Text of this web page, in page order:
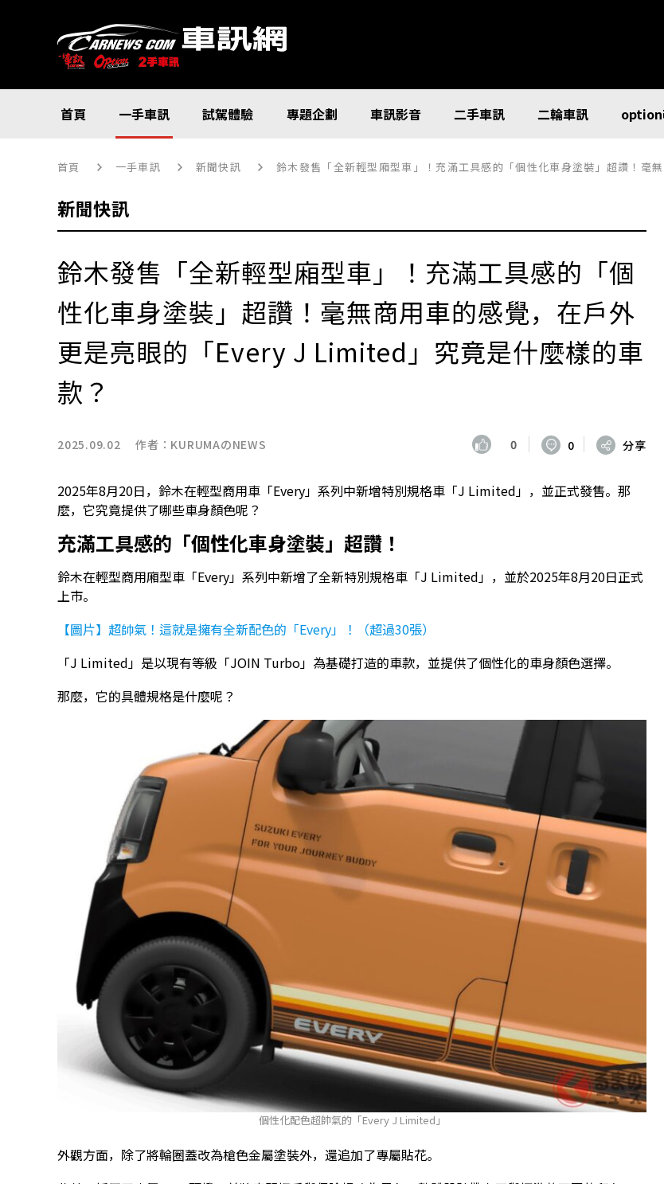
首頁 一手車訊 試駕體驗 專題企劃 車訊影音 二手車訊 二輪車訊 option
首頁 一手車訊 新聞快訊 鈴木發售「全新輕型廂型車」！充滿工具感的「個性化車身塗裝」超讚！毫無商
新聞快訊
鈴木發售「全新輕型廂型車」！充滿工具感的「個
性化車身塗裝」超讚！毫無商用車的感覺，在戶外
更是亮眼的「Every J Limited」究竟是什麼樣的車
款？
2025.09.02 作者： KURUMAのNEWS 0 0 分享
2025年8月20日，鈴木在輕型商用車「Every」系列中新增特別規格車「J Limited」，並正式發售。那
麼，它究竟提供了哪些車身顏色呢？
充滿工具感的「個性化車身塗裝」超讚！
鈴木在輕型商用廂型車「Every」系列中新增了全新特別規格車「J Limited」，並於2025年8月20日正式
上市。
【圖片】超帥氣！這就是擁有全新配色的「Every」！（超過30張）
「J Limited」是以現有等級「JOIN Turbo」為基礎打造的車款，並提供了個性化的車身顏色選擇。
那麼，它的具體規格是什麼呢？
個性化配色超帥氣的「Every J Limited」
外觀方面，除了將輪圈蓋改為槍色金屬塗裝外，還追加了專屬貼花。